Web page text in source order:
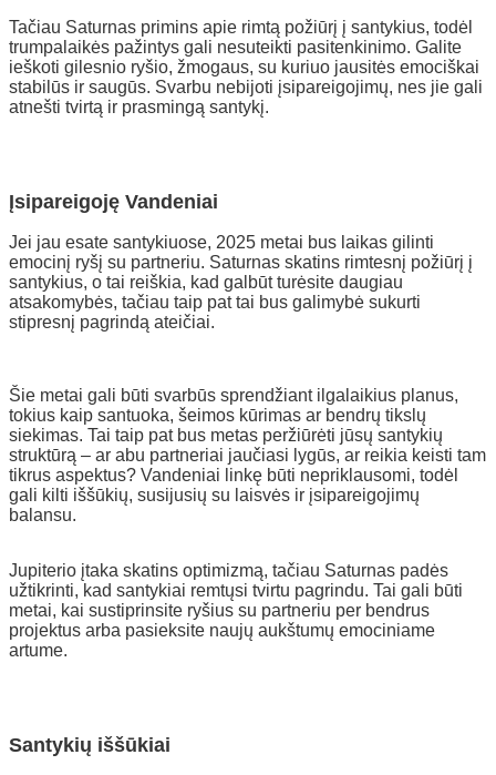
Tačiau Saturnas primins apie rimtą požiūrį į santykius, todėl
trumpalaikės pažintys gali nesuteikti pasitenkinimo. Galite
ieškoti gilesnio ryšio, žmogaus, su kuriuo jausitės emociškai
stabilūs ir saugūs. Svarbu nebijoti įsipareigojimų, nes jie gali
atnešti tvirtą ir prasmingą santykį.
Įsipareigoję Vandeniai
Jei jau esate santykiuose, 2025 metai bus laikas gilinti
emocinį ryšį su partneriu. Saturnas skatins rimtesnį požiūrį į
santykius, o tai reiškia, kad galbūt turėsite daugiau
atsakomybės, tačiau taip pat tai bus galimybė sukurti
stipresnį pagrindą ateičiai.
Šie metai gali būti svarbūs sprendžiant ilgalaikius planus,
tokius kaip santuoka, šeimos kūrimas ar bendrų tikslų
siekimas. Tai taip pat bus metas peržiūrėti jūsų santykių
struktūrą – ar abu partneriai jaučiasi lygūs, ar reikia keisti tam
tikrus aspektus? Vandeniai linkę būti nepriklausomi, todėl
gali kilti iššūkių, susijusių su laisvės ir įsipareigojimų
balansu.
Jupiterio įtaka skatins optimizmą, tačiau Saturnas padės
užtikrinti, kad santykiai remtųsi tvirtu pagrindu. Tai gali būti
metai, kai sustiprinsite ryšius su partneriu per bendrus
projektus arba pasieksite naujų aukštumų emociniame
artume.
Santykių iššūkiai